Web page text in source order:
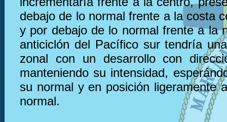
debajo de lo normal frente a la costa
y por debajo de lo normal frente a la
anticiclón del Pacífico sur tendría
zonal con un desarrollo con
manteniendo su intensidad,
su normal y en posición ligeramente
normal.